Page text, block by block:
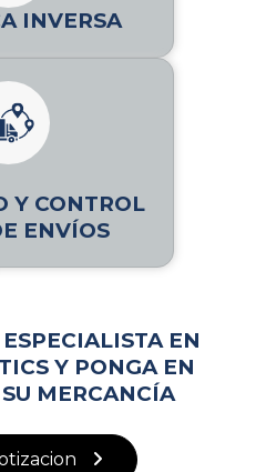
INVERSA
Y CONTROL
ENVÍOS
EN
Y PONGA EN
MERCANCÍA